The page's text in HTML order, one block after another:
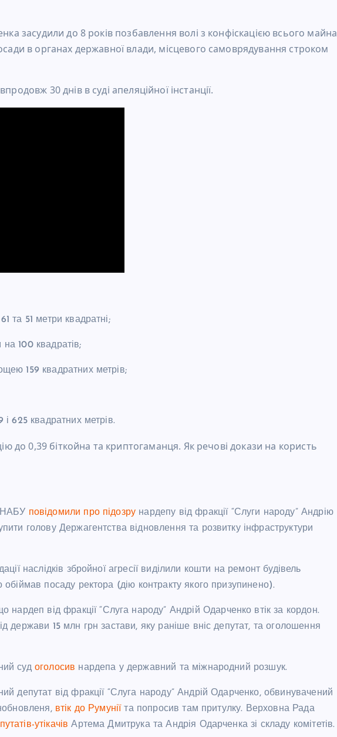
засудили до 8 років позбавлення волі з конфіскацією всього майна
в органах державної влади, місцевого самоврядування строком
30 днів в суді апеляційної інстанції.
та 51 метри квадратні;
100 квадратів;
159 квадратних метрів;
625 квадратних метрів.
до 0,39 біткойна та криптогаманця. Як речові докази на користь
НАБУ повідомили про підозру нардепу від фракції “Слуги народу” Андрію
голову Держагентства відновлення та розвитку інфраструктури
наслідків збройної агресії виділили кошти на ремонт будівель
посаду ректора (дію контракту якого призупинено).
нардеп від фракції “Слуга народу” Андрій Одарченко втік за кордон.
держави 15 млн грн застави, яку раніше вніс депутат, та оголошення
суд оголосив нардепа у державний та міжнародний розшук.
депутат від фракції “Слуга народу” Андрій Одарченко, обвинувачений
втік до Румуніїта попросив там притулку. Верховна Рада
утікачів Артема Дмитрука та Андрія Одарченка зі складу комітетів.